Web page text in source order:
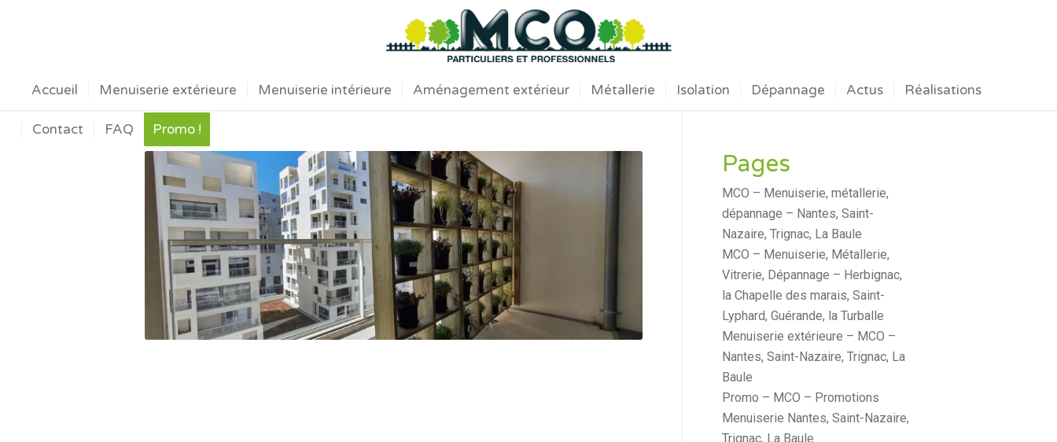
Accueil Menuiserie extérieure Menuiserie intérieure Aménagement extérieur Métallerie Isolation Dépannage Actus Réalisations
Contact FAQ Promo !
Pages
MCO – Menuiserie, métallerie,
dépannage – Nantes, Saint-
Nazaire, Trignac, La Baule
MCO – Menuiserie, Métallerie,
Vitrerie, Dépannage – Herbignac,
la Chapelle des marais, Saint-
Lyphard, Guérande, la Turballe
Menuiserie extérieure – MCO –
Nantes, Saint-Nazaire, Trignac, La
Baule
Promo – MCO – Promotions
Menuiserie Nantes, Saint-Nazaire,
Trignac, La Baule